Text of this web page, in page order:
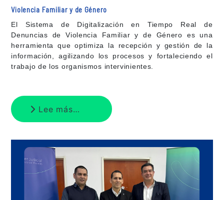
Violencia Familiar y de Género
El Sistema de Digitalización en Tiempo Real de
Denuncias de Violencia Familiar y de Género es una
herramienta que optimiza la recepción y gestión de la
información, agilizando los procesos y fortaleciendo el
trabajo de los organismos intervinientes.
Lee más…